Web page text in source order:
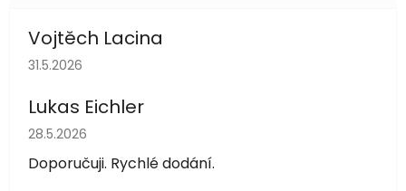
Vojtěch Lacina
Hodnocení obchodu je 5 z 5 hvězdiček.
31.5.2026
Lukas Eichler
Hodnocení obchodu je 5 z 5 hvězdiček.
28.5.2026
Doporučuji. Rychlé dodání.